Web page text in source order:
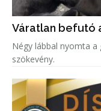
Váratlan befutó
Négy lábbal nyomta
szökevény.